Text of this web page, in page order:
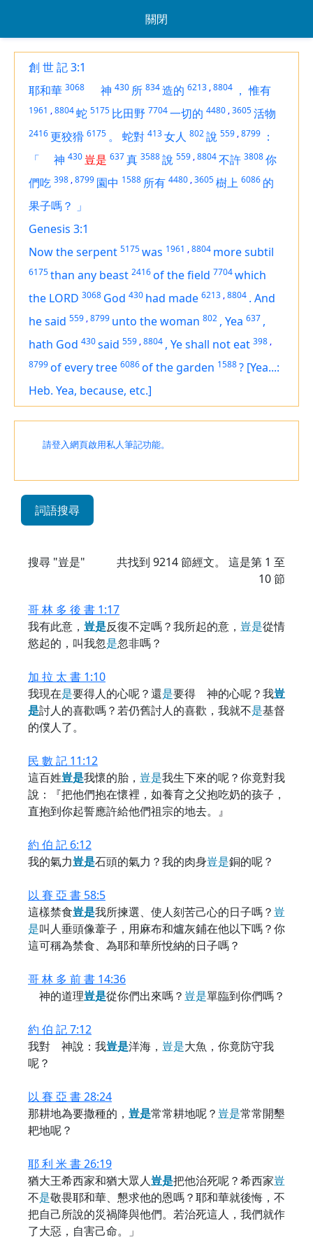
關閉
創 世 記 3:1
耶和華 3068 神 430 所 834造的 6213 ,8804 ， 惟有
1961 ,8804蛇 5175 比田野 7704一切的 4480 ,3605活物
2416更狡猾 6175 。 蛇對 413女人 802說 559 ,8799 ：
「
神 430 豈是 637真 3588說 559 ,8804不許 3808你
們吃 398 ,8799 園中 1588 所有 4480 ,3605樹上 6086 的
果子嗎？ 」
Genesis 3:1
Now the serpent 5175was 1961 ,8804 more subtil
6175than any beast 2416of the field 7704which
the LORD 3068 God 430 had made 6213 ,8804 . And
he said 559 ,8799 unto the woman 802 , Yea 637 ,
hath God 430said 559 ,8804 , Ye shall not eat 398 ,
8799of every tree 6086of the garden 1588? [Yea...:
Heb. Yea, because, etc.]
請登入網頁啟用私人筆記功能。
詞語搜尋
搜尋 "豈是" 共找到 9214節經文。 這是第 1 至
10 節
哥 林 多 後 書 1:17
我有此意， 豈是反復不定嗎？我所起的意， 豈是從情
慾起的，叫我忽是忽非嗎？
加 拉 太 書 1:10
我現在是要得人的心呢？還是要得 神的心呢？我豈
是討人的喜歡嗎？若仍舊討人的喜歡，我就不是基督
的僕人了。
民 數 記 11:12
這百姓豈是我懷的胎， 豈是我生下來的呢？你竟對我
說：『把他們抱在懷裡，如養育之父抱吃奶的孩子，
直抱到你起誓應許給他們祖宗的地去。』
約 伯 記 6:12
我的氣力豈是石頭的氣力？我的肉身豈是銅的呢？
以 賽 亞 書 58:5
這樣禁食豈是我所揀選、使人刻苦己心的日子嗎？ 豈
是叫人垂頭像葦子，用麻布和爐灰鋪在他以下嗎？你
這可稱為禁食、為耶和華所悅納的日子嗎？
哥 林 多 前 書 14:36
神的道理豈是從你們出來嗎？ 豈是單臨到你們嗎？
約 伯 記 7:12
我對 神說：我豈是洋海， 豈是大魚，你竟防守我
呢？
以 賽 亞 書 28:24
那耕地為要撒種的， 豈是常常耕地呢？ 豈是常常開墾
耙地呢？
耶 利 米 書 26:19
猶大王希西家和猶大眾人豈是把他治死呢？希西家豈
不是敬畏耶和華、懇求他的恩嗎？耶和華就後悔，不
把自己所說的災禍降與他們。若治死這人，我們就作
了大惡，自害己命。」